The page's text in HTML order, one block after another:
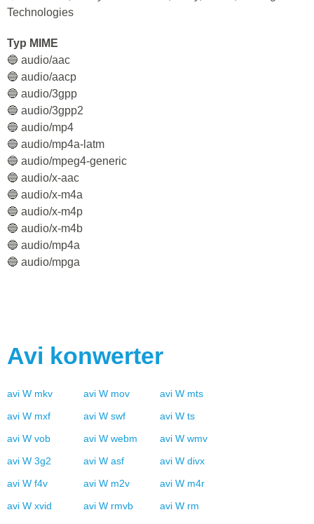
Technologies
Typ MIME
🔵 audio/aac
🔵 audio/aacp
🔵 audio/3gpp
🔵 audio/3gpp2
🔵 audio/mp4
🔵 audio/mp4a-latm
🔵 audio/mpeg4-generic
🔵 audio/x-aac
🔵 audio/x-m4a
🔵 audio/x-m4p
🔵 audio/x-m4b
🔵 audio/mp4a
🔵 audio/mpga
Avi konwerter
avi W mkv avi W mov avi W mts
avi W mxf avi W swf avi W ts
avi W vob avi W webm avi W wmv
avi W 3g2 avi W asf avi W divx
avi W f4v avi W m2v avi W m4r
avi W xvid avi W rmvb avi W rm